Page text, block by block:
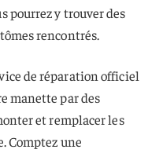
pourrez y trouver des
rencontrés.
de réparation officiel
manette par des
et remplacer les
Comptez une